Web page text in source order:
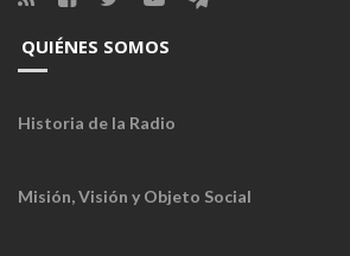
QUIÉNES SOMOS
Historia de la Radio
Misión, Visión y Objeto Social